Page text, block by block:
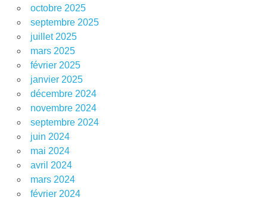
octobre 2025
septembre 2025
juillet 2025
mars 2025
février 2025
janvier 2025
décembre 2024
novembre 2024
septembre 2024
juin 2024
mai 2024
avril 2024
mars 2024
février 2024